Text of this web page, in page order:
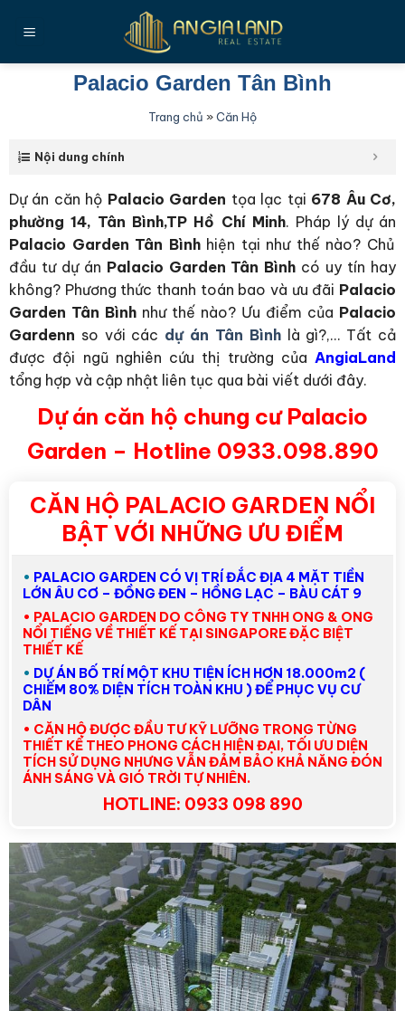
qua
Palacio Garden Tân Bình
Trang chủ »Căn Hộ
Nội dung chính
Dự án căn hộ Palacio Garden tọa lạc tại 678 Âu Cơ,
phường 14, Tân Bình,TP Hồ Chí Minh. Pháp lý dự án
Palacio Garden Tân Bình hiện tại như thế nào? Chủ
đầu tư dự án Palacio Garden Tân Bình có uy tín hay
không? Phương thức thanh toán bao và ưu đãi Palacio
Garden Tân Bình như thế nào? Ưu điểm của Palacio
Gardenn so với các dự án Tân Bìnhlà gì?,… Tất cả
được đội ngũ nghiên cứu thị trường của AngiaLand
tổng hợp và cập nhật liên tục qua bài viết dưới đây.
Dự án căn hộ chung cư Palacio
Garden – Hotline 0933.098.890
CĂN HỘ PALACIO GARDEN NỔI
BẬT VỚI NHỮNG ƯU ĐIỂM
• PALACIO GARDEN CÓ VỊ TRÍ ĐẮC ĐỊA 4 MẶT TIỀN
LỚN ÂU CƠ – ĐỒNG ĐEN – HỒNG LẠC – BÀU CÁT 9
• PALACIO GARDEN DO CÔNG TY TNHH ONG & ONG
NỔI TIẾNG VỀ THIẾT KẾ TẠI SINGAPORE ĐẶC BIỆT
THIẾT KẾ
• DỰ ÁN BỐ TRÍ MỘT KHU TIỆN ÍCH HƠN 18.000m2 (
CHIẾM 80% DIỆN TÍCH TOÀN KHU ) ĐỂ PHỤC VỤ CƯ
DÂN
• CĂN HỘ ĐƯỢC ĐẦU TƯ KỸ LƯỠNG TRONG TỪNG
THIẾT KẾ THEO PHONG CÁCH HIỆN ĐẠI, TỐI ƯU DIỆN
TÍCH SỬ DỤNG NHƯNG VẪN ĐẢM BẢO KHẢ NĂNG ĐÓN
ÁNH SÁNG VÀ GIÓ TRỜI TỰ NHIÊN.
HOTLINE: 0933 098 890